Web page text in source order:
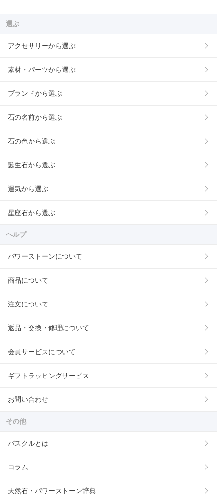
選ぶ
アクセサリーから選ぶ
素材・パーツから選ぶ
ブランドから選ぶ
石の名前から選ぶ
石の色から選ぶ
誕生石から選ぶ
運気から選ぶ
星座石から選ぶ
ヘルプ
パワーストーンについて
商品について
注文について
返品・交換・修理について
会員サービスについて
ギフトラッピングサービス
お問い合わせ
その他
パスクルとは
コラム
天然石・パワーストーン辞典